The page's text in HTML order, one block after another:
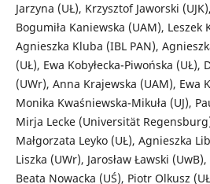
Jarzyna (UŁ), Krzysztof Jaworski
Bogumiła Kaniewska (UAM), Leszek
Agnieszka Kluba (IBL PAN),
(UŁ), Ewa Kobyłecka-Piwońska (UŁ),
(UWr), Anna Krajewska (UAM), Ewa
Monika Kwaśniewska-Mikuła (UJ),
Mirja Lecke (Universität
Małgorzata Leyko (UŁ), Agnieszka
Liszka (UWr), Jarosław Ławski
Beata Nowacka (UŚ), Piotr Olkusz